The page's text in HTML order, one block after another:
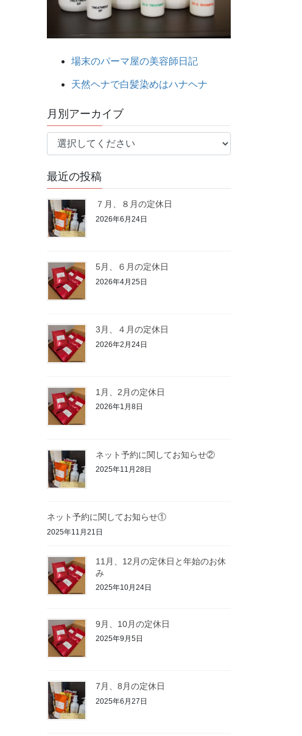
場末のパーマ屋の美容師日記
天然ヘナで白髪染めはハナヘナ
月別アーカイブ
最近の投稿
７月、８月の定休日
2026年6月24日
5月、６月の定休日
2026年4月25日
3月、４月の定休日
2026年2月24日
1月、2月の定休日
2026年1月8日
ネット予約に関してお知らせ②
2025年11月28日
ネット予約に関してお知らせ①
2025年11月21日
11月、12月の定休日と年始のお休
み
2025年10月24日
9月、10月の定休日
2025年9月5日
7月、8月の定休日
2025年6月27日